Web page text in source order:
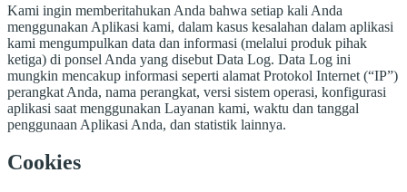
Kami ingin memberitahukan Anda bahwa setiap kali Anda
menggunakan Aplikasi kami, dalam kasus kesalahan dalam aplikasi
kami mengumpulkan data dan informasi (melalui produk pihak
ketiga) di ponsel Anda yang disebut Data Log. Data Log ini
mungkin mencakup informasi seperti alamat Protokol Internet (“IP”)
perangkat Anda, nama perangkat, versi sistem operasi, konfigurasi
aplikasi saat menggunakan Layanan kami, waktu dan tanggal
penggunaan Aplikasi Anda, dan statistik lainnya.
Cookies